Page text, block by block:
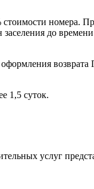
стоимости номера.
до
возврата
1,5 суток.
услуг